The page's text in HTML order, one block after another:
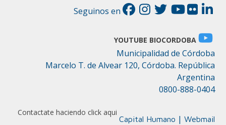
Contactate haciendo click aqui
Seguinos en
YOUTUBE BIOCORDOBA
Municipalidad de Córdoba
Marcelo T. de Alvear 120, Córdoba. República
Argentina
0800-888-0404
Capital Humano | Webmail